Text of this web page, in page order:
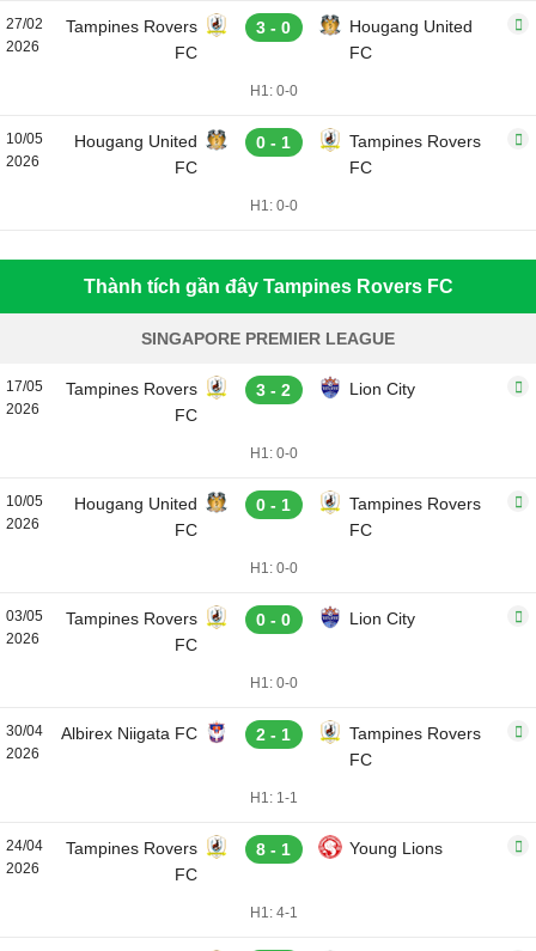
27/02
2026
Tampines Rovers
FC
3 - 0
Hougang United
FC
H1: 0-0
10/05
2026
Hougang United
FC
0 - 1
Tampines Rovers
FC
H1: 0-0
Thành tích gần đây Tampines Rovers FC
SINGAPORE PREMIER LEAGUE
17/05
2026
Tampines Rovers
FC
3 - 2 Lion City
H1: 0-0
10/05
2026
Hougang United
FC
0 - 1
Tampines Rovers
FC
H1: 0-0
03/05
2026
Tampines Rovers
FC
0 - 0 Lion City
H1: 0-0
30/04
2026
Albirex Niigata FC 2 - 1
Tampines Rovers
FC
H1: 1-1
24/04
2026
Tampines Rovers
FC
8 - 1 Young Lions
H1: 4-1